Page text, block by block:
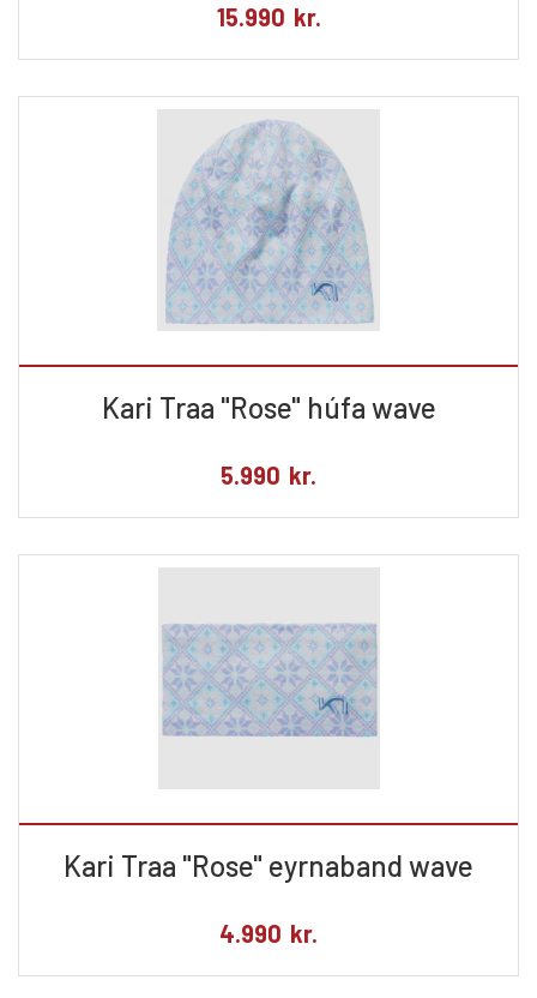
15.990 kr.
Kari Traa "Rose" húfa wave
5.990 kr.
Kari Traa "Rose" eyrnaband wave
4.990 kr.